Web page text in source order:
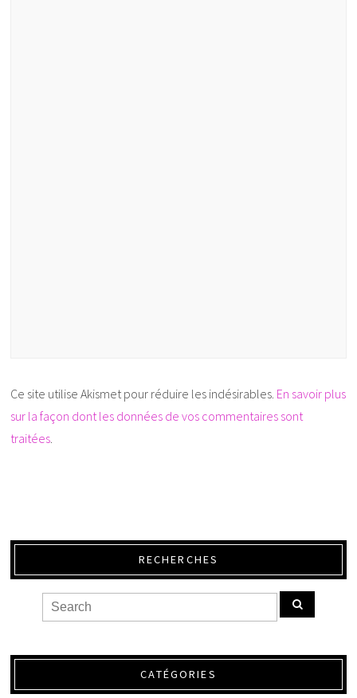
Ce site utilise Akismet pour réduire les indésirables. En savoir plus
sur la façon dont les données de vos commentaires sont
traitées.
RECHERCHES
CATÉGORIES